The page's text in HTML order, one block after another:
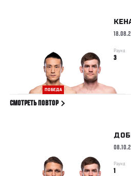
ПОБЕДА
Раунд
3
СМОТРЕТЬ ПОВТОР
Раунд
1